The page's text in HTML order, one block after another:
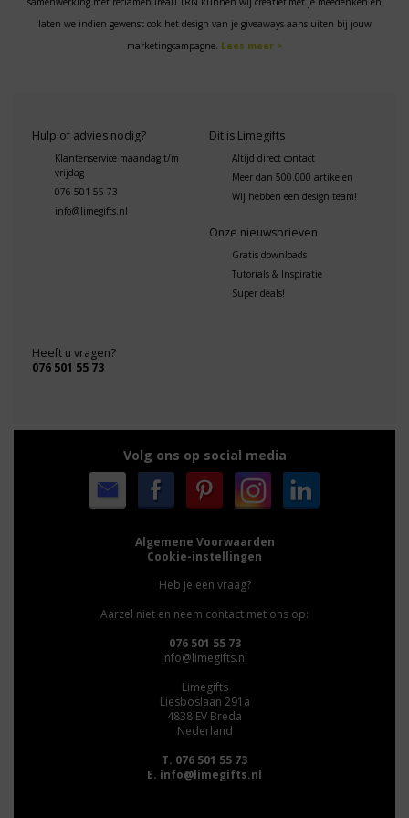
laten we indien gewenst ook het design van je giveaways aansluiten bij jouw
marketingcampagne. Lees meer >
Hulp of advies nodig?
Klantenservice maandag t/m
vrijdag
076 501 55 73
info@limegifts.nl
Dit is Limegifts
Altijd direct contact
Meer dan 500.000 artikelen
Wij hebben een design team!
Onze nieuwsbrieven
Gratis downloads
Tutorials & Inspiratie
Super deals!
Heeft u vragen?
076 501 55 73
Volg ons op social media
Algemene Voorwaarden
Cookie-instellingen
Heb je een vraag?
Aarzel niet en neem contact met ons op:
076 501 55 73
info@limegifts.nl
Limegifts
Liesboslaan 291a
4838 EV Breda
Nederland
T. 076 501 55 73
E. info@limegifts.nl